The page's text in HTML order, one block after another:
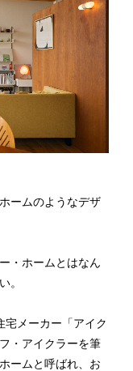
ームのようなデザ
・ホームとはなん
。
宅メーカー「アイク
・アイクラーを筆
ームと呼ばれ、お